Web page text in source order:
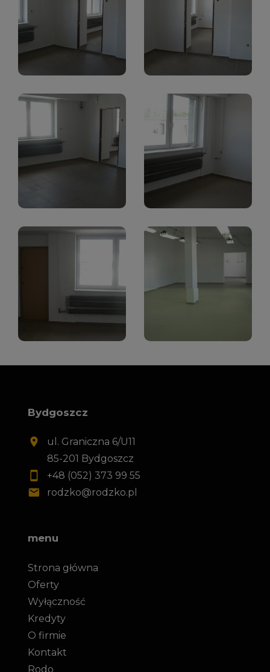
Bydgoszcz
ul. Graniczna 6/U11
85-201 Bydgoszcz
+48 (052) 373 99 55
rodzko@rodzko.pl
menu
Strona główna
Oferty
Wyłączność
Kredyty
O firmie
Kontakt
Rodo